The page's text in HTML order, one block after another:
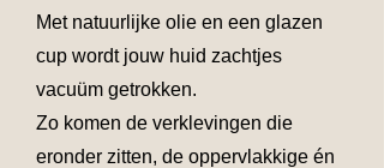
Met natuurlijke olie en een glazen
cup wordt jouw huid zachtjes
vacuüm getrokken.
Zo komen de verklevingen die
eronder zitten, de oppervlakkige én